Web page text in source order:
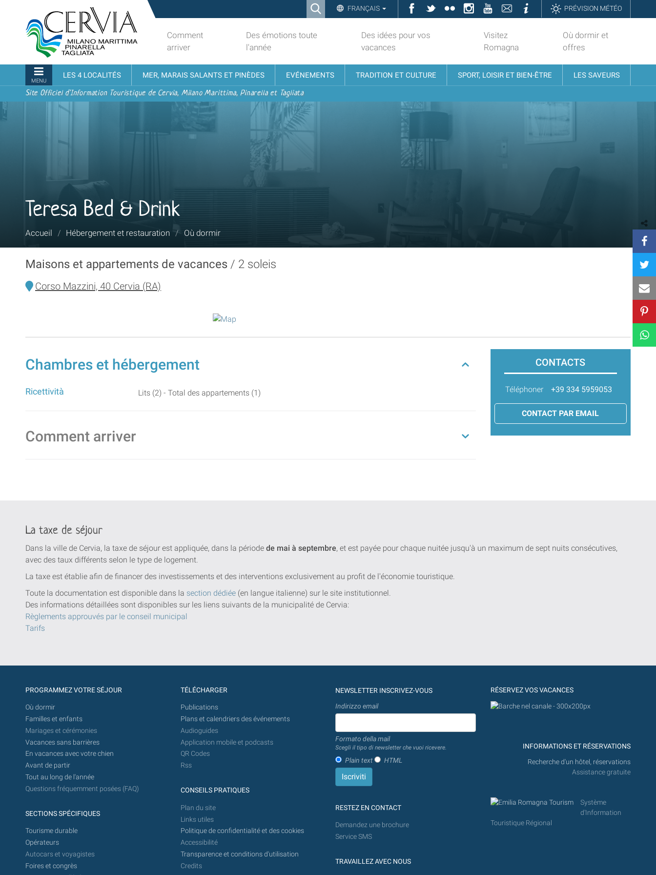
contenu.
à
navigation
Ricerca
Search…
FRANÇAIS Facebook
TwitterFlickrInstagramYouTubeContattiInformazioniPRÉVISION MÉTÉO
turistico
ufficiale
Cervia,
Milano
Marittima,
Pinarella,
Tagliata
Comment
arriver
Des émotions toute
l'année
Des idées pour vos
vacances
Visitez
Romagna
Où dormir et
offres
Navigation
MENU
LES 4 LOCALITÉS MER, MARAIS SALANTS ET PINÈDES EVÉNEMENTS TRADITION ET CULTURE SPORT, LOISIR ET BIEN-ÊTRE LES SAVEURS
Site Officiel d'Information Touristique de Cervia, Milano Marittima, Pinarella et Tagliata
Teresa Bed & Drink
Vous
Accueil / Hébergement et restauration / Où dormir
Maisons et appartements de vacances 2 soleis
Corso Mazzini, 40 Cervia (RA)
Chambres et hébergement
Ricettività Lits (2) - Total des appartements (1)
Comment arriver
CONTACTS
Téléphoner +39 334 5959053
CONTACT PAR EMAIL
La taxe de séjour
Dans la ville de Cervia, la taxe de séjour est appliquée, dans la période de mai à septembre, et est payée pour chaque nuitée jusqu'à un maximum de sept nuits consécutives,
avec des taux différents selon le type de logement.
La taxe est établie afin de financer des investissements et des interventions exclusivement au profit de l'économie touristique.
Toute la documentation est disponible dans la section dédiée (en langue italienne) sur le site institutionnel.
Des informations détaillées sont disponibles sur les liens suivants de la municipalité de Cervia:
Règlements approuvés par le conseil municipal
Tarifs
PROGRAMMEZ VOTRE SÉJOUR
Où dormir
Familles et enfants
Mariages et cérémonies
Vacances sans barrières
En vacances avec votre chien
Avant de partir
Tout au long de l'année
Questions fréquemment posées (FAQ)
SECTIONS SPÉCIFIQUES
Tourisme durable
Opérateurs
Autocars et voyagistes
Foires et congrès
TÉLÉCHARGER
Publications
Plans et calendriers des événements
Audioguides
Application mobile et podcasts
QR Codes
Rss
CONSEILS PRATIQUES
Plan du site
Links utiles
Politique de confidentialité et des cookies
Accessibilité
Transparence et conditions d'utilisation
Credits
NEWSLETTER INSCRIVEZ-VOUS
Indirizzo email
Formato della mail
Scegli il tipo di newsletter che vuoi ricevere.
Plain text HTML
RESTEZ EN CONTACT
Demandez une brochure
Service SMS
TRAVAILLEZ AVEC NOUS
RÉSERVEZ VOS VACANCES
INFORMATIONS ET RÉSERVATIONS
Recherche d'un hôtel, réservations
Assistance gratuite
Système
d'Information
Touristique Régional